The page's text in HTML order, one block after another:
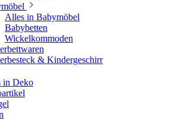
Alles in Babymöbel
Babybetten
Wickelkommoden
& Kindergeschirr
in Deko